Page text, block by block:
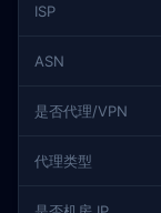
ISP
ASN
是否代理/VPN
代理类型